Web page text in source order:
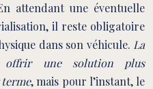
attendant une éventuelle
il reste obligatoire
dans son véhicule. La
offrir une solution plus
, mais pour l’instant, le